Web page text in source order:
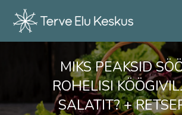
MIKS PEAKSID
ROHELISI
SALATIT? +